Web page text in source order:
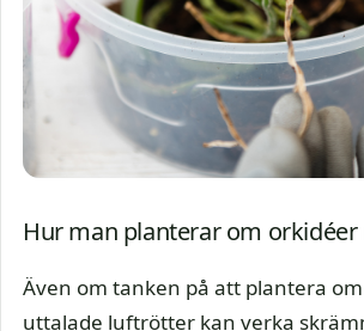
Hur man planterar om
Även om tanken på att plantera
uttalade luftrötter kan verka